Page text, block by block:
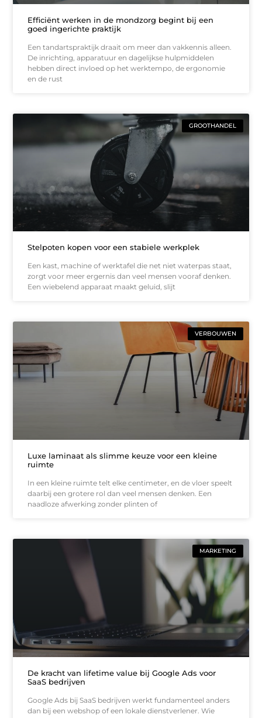
Efficiënt werken in de mondzorg begint bij een
goed ingerichte praktijk
Een tandartspraktijk draait om meer dan vakkennis alleen.
De inrichting, apparatuur en dagelijkse hulpmiddelen
hebben direct invloed op het werktempo, de ergonomie
en de rust
GROOTHANDEL
Stelpoten kopen voor een stabiele werkplek
Een kast, machine of werktafel die net niet waterpas staat,
zorgt voor meer ergernis dan veel mensen vooraf denken.
Een wiebelend apparaat maakt geluid, slijt
VERBOUWEN
Luxe laminaat als slimme keuze voor een kleine
ruimte
In een kleine ruimte telt elke centimeter, en de vloer speelt
daarbij een grotere rol dan veel mensen denken. Een
naadloze afwerking zonder plinten of
MARKETING
De kracht van lifetime value bij Google Ads voor
SaaS bedrijven
Google Ads bij SaaS bedrijven werkt fundamenteel anders
dan bij een webshop of een lokale dienstverlener. Wie